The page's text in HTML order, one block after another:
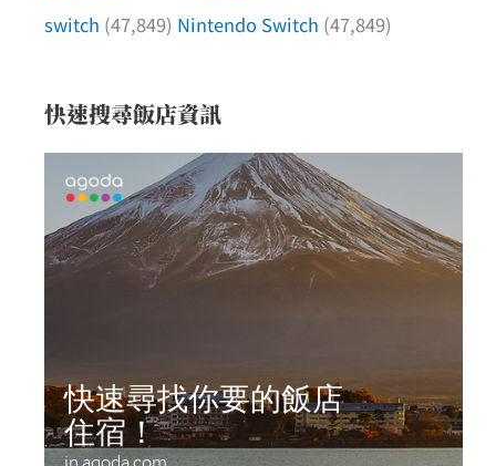
switch (47,849) Nintendo Switch (47,849)
快速搜尋飯店資訊